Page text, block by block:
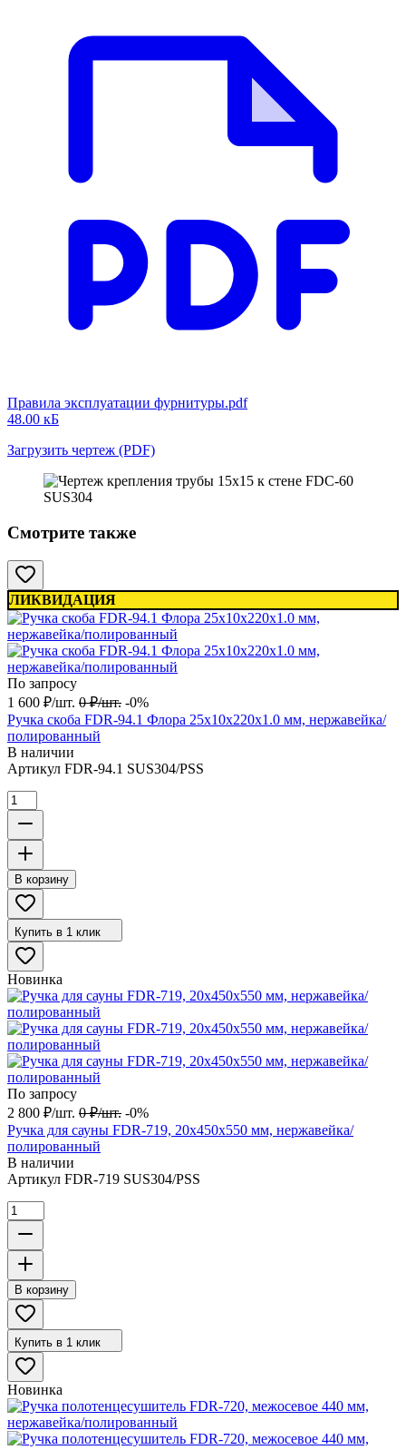
Правила эксплуатации фурнитуры.pdf
48.00 кБ
Загрузить чертеж (PDF)
Смотрите также
ЛИКВИДАЦИЯ
По запросу
1 600 ₽/шт. 0 ₽/шт. -0%
Ручка скоба FDR-94.1 Флора 25х10х220х1.0 мм, нержавейка/
полированный
В наличии
Артикул FDR-94.1 SUS304/PSS
В корзину
Купить в 1 клик
Новинка
По запросу
2 800 ₽/шт. 0 ₽/шт. -0%
Ручка для сауны FDR-719, 20х450х550 мм, нержавейка/
полированный
В наличии
Артикул FDR-719 SUS304/PSS
В корзину
Купить в 1 клик
Новинка